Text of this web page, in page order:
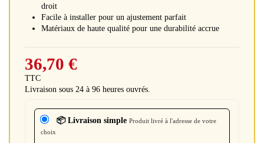
droit
Facile à installer pour un ajustement parfait
Matériaux de haute qualité pour une durabilité accrue
36,70 €
TTC
Livraison sous 24 à 96 heures ouvrés.
📦 Livraison simple Produit livré à l'adresse de votre
choix